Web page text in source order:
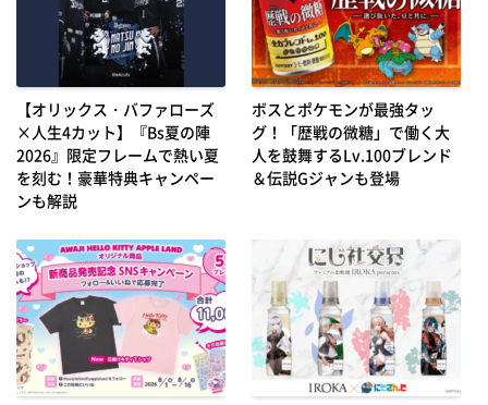
【オリックス・バファローズ
×人生4カット】『Bs夏の陣
2026』限定フレームで熱い夏
を刻む！豪華特典キャンペー
ンも解説
ボスとポケモンが最強タッ
グ！「歴戦の微糖」で働く大
人を鼓舞するLv.100ブレンド
＆伝説Gジャンも登場